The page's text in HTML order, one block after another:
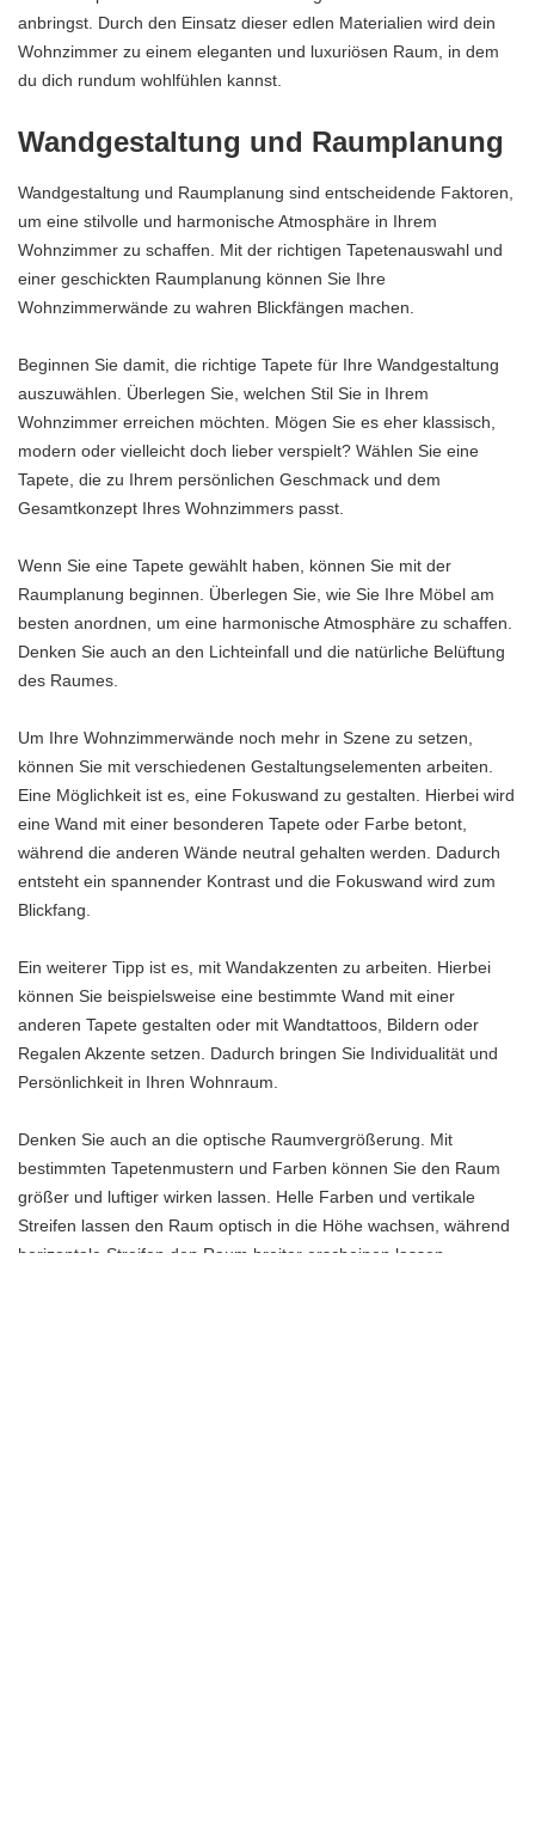
anbringst. Durch den Einsatz dieser edlen Materialien wird dein
Wohnzimmer zu einem eleganten und luxuriösen Raum, in dem
du dich rundum wohlfühlen kannst.
Wandgestaltung und Raumplanung
Wandgestaltung und Raumplanung sind entscheidende Faktoren,
um eine stilvolle und harmonische Atmosphäre in Ihrem
Wohnzimmer zu schaffen. Mit der richtigen Tapetenauswahl und
einer geschickten Raumplanung können Sie Ihre
Wohnzimmerwände zu wahren Blickfängen machen.
Beginnen Sie damit, die richtige Tapete für Ihre Wandgestaltung
auszuwählen. Überlegen Sie, welchen Stil Sie in Ihrem
Wohnzimmer erreichen möchten. Mögen Sie es eher klassisch,
modern oder vielleicht doch lieber verspielt? Wählen Sie eine
Tapete, die zu Ihrem persönlichen Geschmack und dem
Gesamtkonzept Ihres Wohnzimmers passt.
Wenn Sie eine Tapete gewählt haben, können Sie mit der
Raumplanung beginnen. Überlegen Sie, wie Sie Ihre Möbel am
besten anordnen, um eine harmonische Atmosphäre zu schaffen.
Denken Sie auch an den Lichteinfall und die natürliche Belüftung
des Raumes.
Um Ihre Wohnzimmerwände noch mehr in Szene zu setzen,
können Sie mit verschiedenen Gestaltungselementen arbeiten.
Eine Möglichkeit ist es, eine Fokuswand zu gestalten. Hierbei wird
eine Wand mit einer besonderen Tapete oder Farbe betont,
während die anderen Wände neutral gehalten werden. Dadurch
entsteht ein spannender Kontrast und die Fokuswand wird zum
Blickfang.
Ein weiterer Tipp ist es, mit Wandakzenten zu arbeiten. Hierbei
können Sie beispielsweise eine bestimmte Wand mit einer
anderen Tapete gestalten oder mit Wandtattoos, Bildern oder
Regalen Akzente setzen. Dadurch bringen Sie Individualität und
Persönlichkeit in Ihren Wohnraum.
Denken Sie auch an die optische Raumvergrößerung. Mit
bestimmten Tapetenmustern und Farben können Sie den Raum
größer und luftiger wirken lassen. Helle Farben und vertikale
Streifen lassen den Raum optisch in die Höhe wachsen, während
horizontale Streifen den Raum breiter erscheinen lassen.